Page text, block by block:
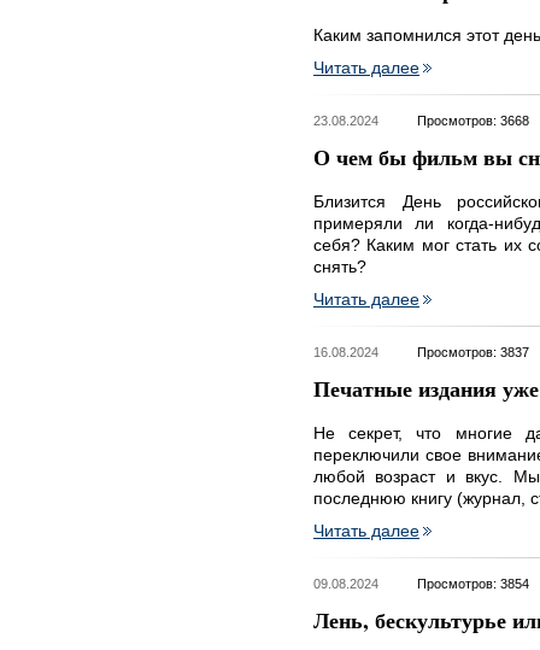
Каким запомнился этот
Читать далее
23.08.2024 Просмотров: 3668
О чем бы фильм вы
Близится День
примеряли ли когда-
себя? Каким мог стать их
снять?
Читать далее
16.08.2024 Просмотров: 3837
Печатные издания
Не секрет, что многие
переключили свое
любой возраст и вкус. Мы
последнюю книгу (журнал,
Читать далее
09.08.2024 Просмотров: 3854
Лень, бескультурье